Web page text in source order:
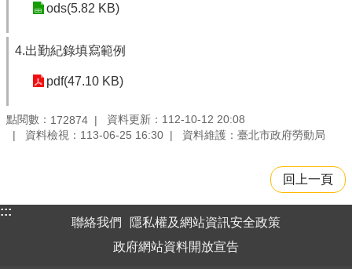
ods(5.82 KB)
4.出勤紀錄填寫範例
pdf(47.10 KB)
點閱數： 172874
資料更新：112-10-12 20:08
資料檢視：113-06-25 16:30
資料維護：臺北市政府勞動局
回上一頁
:::
聯絡我們
隱私權及網站資訊安全政策
政府網站資料開放宣告